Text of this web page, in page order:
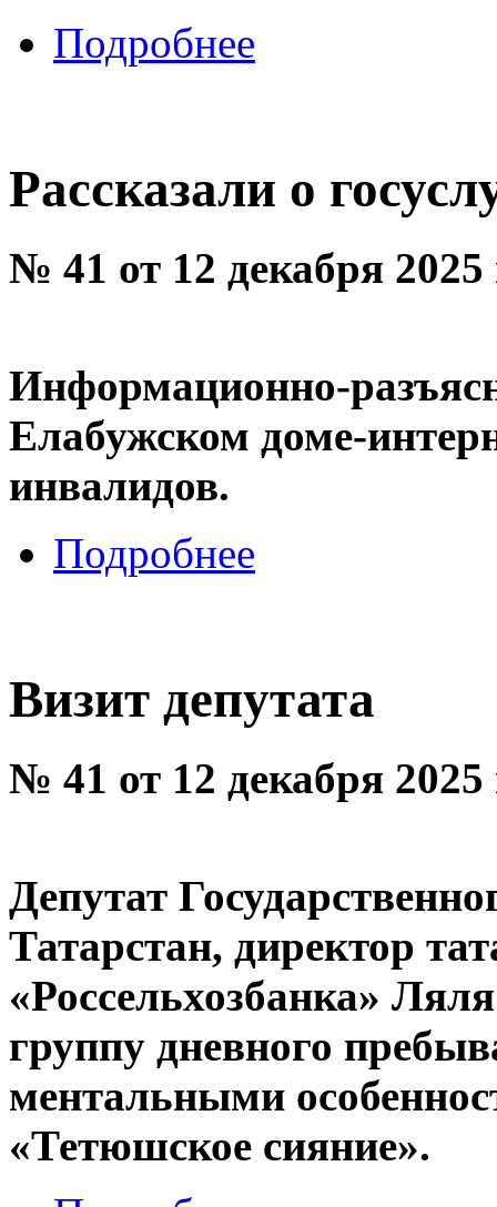
Подробнее
Рассказали о
№ 41 от 12 декабря 2025
Информационно-
Елабужском доме-
инвалидов.
Подробнее
Визит депутата
№ 41 от 12 декабря 2025
Депутат
Татарстан, директор
«Россельхозбанка»
группу дневного
ментальными
«Тетюшское сияние».